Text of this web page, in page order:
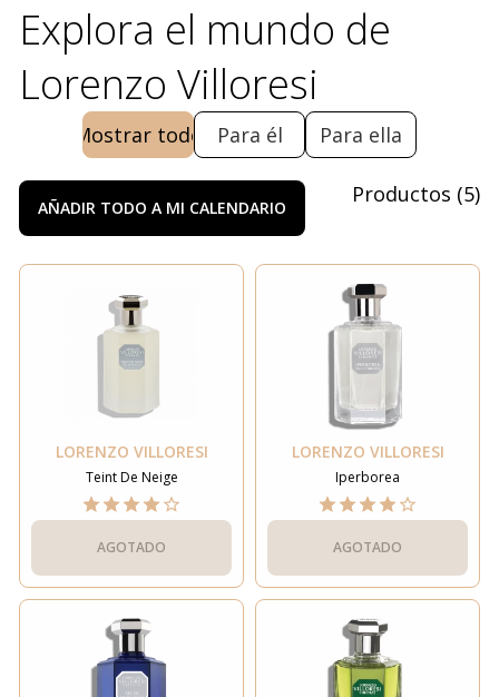
Explora el mundo de
Lorenzo Villoresi
Mostrar todo Para él Para ella
AÑADIR TODO A MI CALENDARIO
Productos (5)
LORENZO VILLORESI
Teint De Neige
AGOTADO
LORENZO VILLORESI
Iperborea
AGOTADO